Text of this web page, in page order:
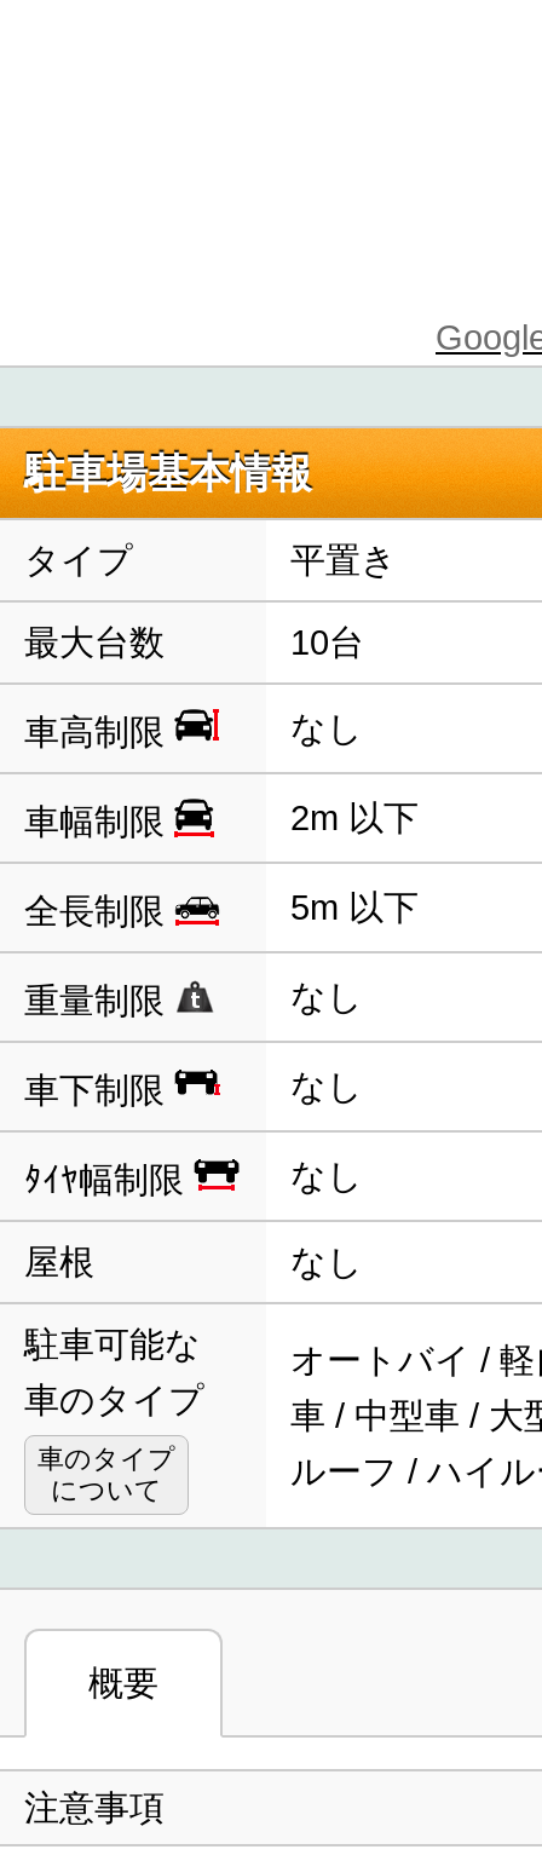
駐車場基本情報
タイプ 平置き
最大台数 10台
車高制限 なし
車幅制限 2m 以下
全長制限 5m 以下
重量制限 なし
車下制限 なし
ﾀｲﾔ幅制限 なし
屋根 なし
駐車可能な
車のタイプ
車のタイプ
について
オートバイ /
車 / 中型車 / 大
ルーフ / ハイ
概要
注意事項